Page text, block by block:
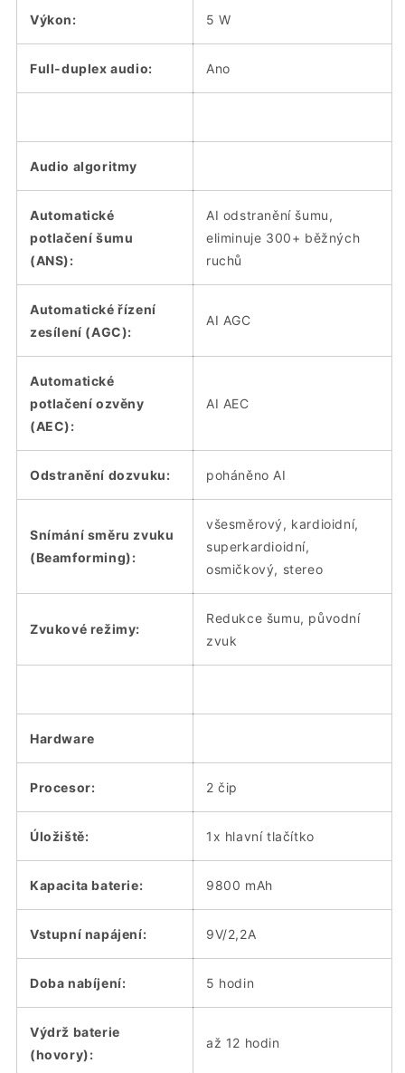
Výkon: 5 W
Full-duplex audio: Ano
Audio algoritmy
Automatické
potlačení šumu
(ANS):
AI odstranění šumu,
eliminuje 300+ běžných
ruchů
Automatické řízení
zesílení (AGC):
AI AGC
Automatické
potlačení ozvěny
(AEC):
AI AEC
Odstranění dozvuku: poháněno AI
Snímání směru zvuku
(Beamforming):
všesměrový, kardioidní,
superkardioidní,
osmičkový, stereo
Zvukové režimy:
Redukce šumu, původní
zvuk
Hardware
Procesor: 2 čip
Úložiště: 1x hlavní tlačítko
Kapacita baterie: 9800 mAh
Vstupní napájení: 9V/2,2A
Doba nabíjení: 5 hodin
Výdrž baterie
(hovory):
až 12 hodin